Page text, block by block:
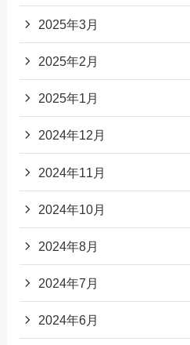
2025年3月
2025年2月
2025年1月
2024年12月
2024年11月
2024年10月
2024年8月
2024年7月
2024年6月